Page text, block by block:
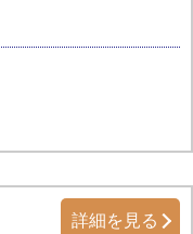
詳細を見る